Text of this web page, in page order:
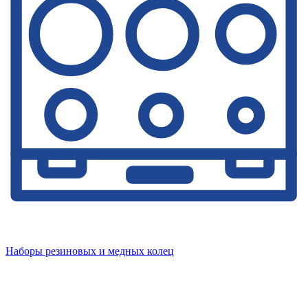
Наборы резиновых и медных колец